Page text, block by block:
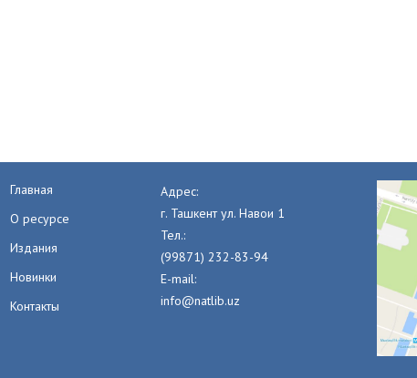
Главная
О ресурсе
Издания
Новинки
Контакты
Адрес:
г. Ташкент ул. Навои 1
Тел.:
(99871) 232-83-94
E-mail:
info@natlib.uz